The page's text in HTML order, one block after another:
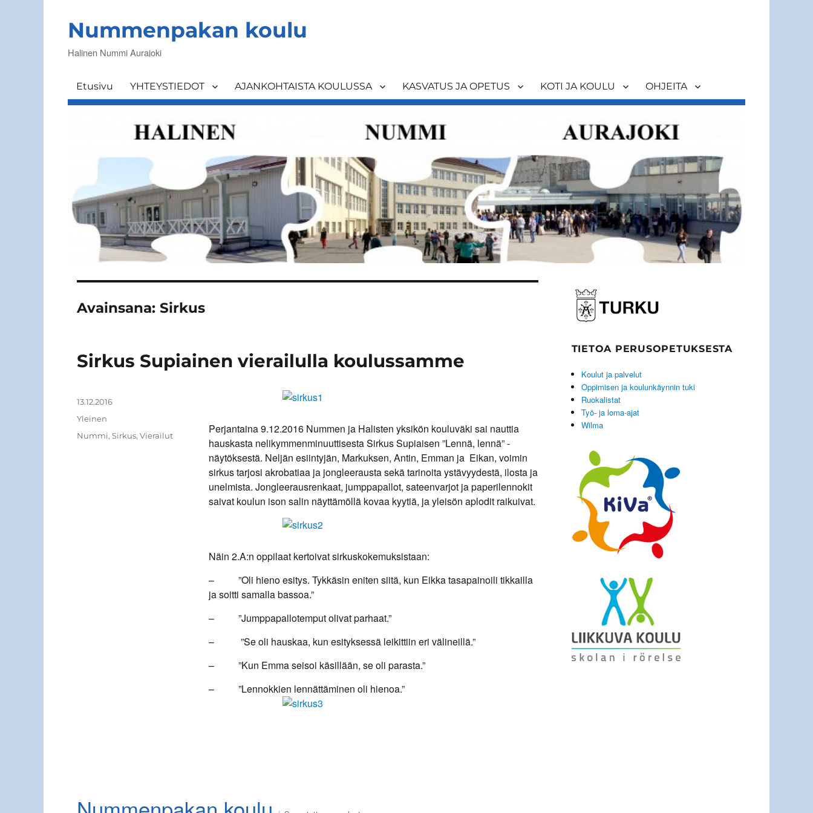
Nummenpakan koulu
Halinen Nummi Aurajoki
Etusivu YHTEYSTIEDOT AJANKOHTAISTA KOULUSSA KASVATUS JA OPETUS KOTI JA KOULU OHJEITA
Avainsana: Sirkus
Sirkus Supiainen vierailulla koulussamme
Perjantaina 9.12.2016 Nummen ja Halisten yksikön kouluväki sai nauttia
hauskasta nelikymmenminuuttisesta Sirkus Supiaisen ”Lennä, lennä” -
näytöksestä. Neljän esiintyjän, Markuksen, Antin, Emman ja Eikan, voimin
sirkus tarjosi akrobatiaa ja jongleerausta sekä tarinoita ystävyydestä, ilosta ja
unelmista. Jongleerausrenkaat, jumppapallot, sateenvarjot ja paperilennokit
saivat koulun ison salin näyttämöllä kovaa kyytiä, ja yleisön aplodit raikuivat.
Näin 2.A:n oppilaat kertoivat sirkuskokemuksistaan:
– ”Oli hieno esitys. Tykkäsin eniten siitä, kun Eikka tasapainoili tikkailla
ja soitti samalla bassoa.”
– ”Jumppapallotemput olivat parhaat.”
– ”Se oli hauskaa, kun esityksessä leikittiin eri välineillä.”
– ”Kun Emma seisoi käsillään, se oli parasta.”
– ”Lennokkien lennättäminen oli hienoa.”
Julkaistu
13.12.2016
Kategoriat
Yleinen
Avainsanat
Nummi, Sirkus, Vierailut
TIETOA PERUSOPETUKSESTA
Koulut ja palvelut
Oppimisen ja koulunkäynnin tuki
Ruokalistat
Työ- ja loma-ajat
Wilma